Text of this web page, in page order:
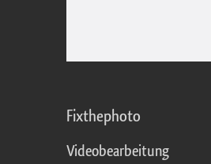
Fixthephoto
Videobearbeitung